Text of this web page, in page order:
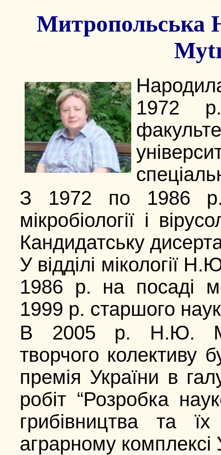
Митропольська
1972 р.
З 1972 по 1986 р.
мікробіології і
Кандидатську
У відділі мікології
1986 р. на посаді
1999 р. старшого
В 2005 р. Н.Ю.
творчого колективу
премія України в
робіт “Розробка
грибівництва та
аграрному комплексі